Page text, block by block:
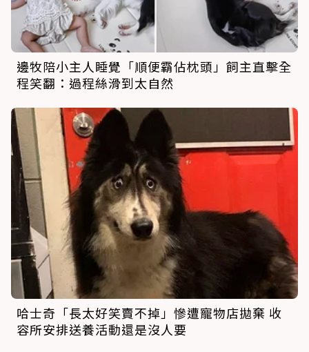
邊牧陪小主人睡覺「順便霸佔枕頭」飼主直擊全
程笑翻：過程絲滑到太自然
哈士奇「長太好笑賣不掉」慘遭寵物店拋棄 收
容所安排送養活動還是沒人要